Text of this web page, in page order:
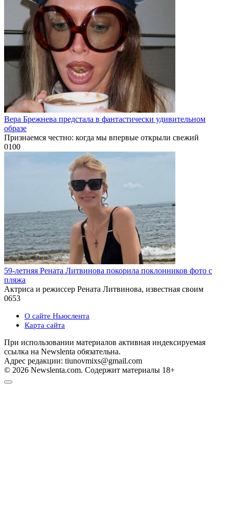
Вера Брежнева предстала в фантастически удивительном
образе
Признаемся честно: когда мы впервые открыли свежий
0100
59-летняя Рената Литвинова покорила поклонников фото с
пляжа
Актриса и режиссер Рената Литвинова, известная своим
0653
О сайте Ньюслента
Карта сайта
При использовании материалов активная индексируемая
ссылка на Newslenta обязательна.
Адрес редакции: tiunovmixs@gmail.com
© 2026 Newslenta.com. Содержит материалы 18+